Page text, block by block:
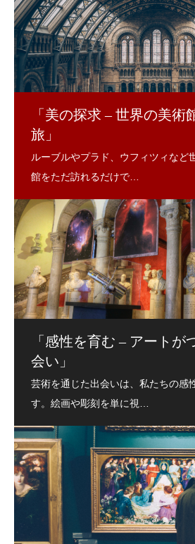
「美の探求 – 世界の美術
旅」
「感性を育む – アートが
会い」